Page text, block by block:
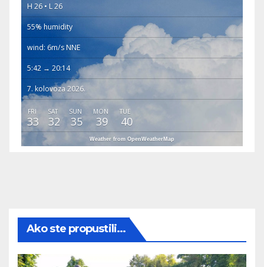
H 26 • L 26
55% humidity
wind: 6m/s NNE
5:42 → 20:14
7. kolovoza 2026.
FRI
33
SAT
32
SUN
35
MON
39
TUE
40
Weather from OpenWeatherMap
Ako ste propustili...